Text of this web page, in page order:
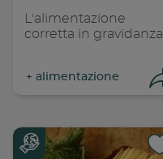
L'alimentazione
corretta in gravidanza
+ alimentazione